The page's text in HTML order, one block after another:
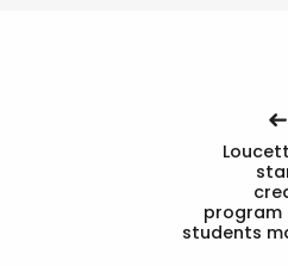
program
students